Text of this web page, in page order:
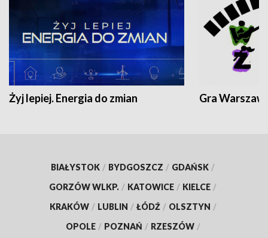
Żyj lepiej. Energia do zmian Gra
BIAŁYSTOK / BYDGOSZCZ / GDAŃSK /
GORZÓW WLKP. / KATOWICE / KIELCE /
KRAKÓW / LUBLIN / ŁÓDŹ / OLSZTYN /
OPOLE / POZNAŃ / RZESZÓW /